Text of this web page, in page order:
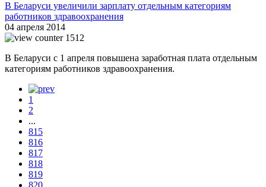
В Беларуси увеличили зарплату отдельным категориям
работников здравоохранения
04 апреля 2014
1512
В Беларуси с 1 апреля повышена заработная плата отдельным
категориям работников здравоохранения.
1
2
...
815
816
817
818
819
820